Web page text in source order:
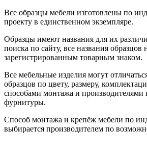
Все образцы мебели изготовлены по
проекту в единственном экземпляре.
Образцы имеют названия для их
поиска по сайту, все названия образцов
зарегистрированным товарным знаком.
Все мебельные изделия могут
образцов по цвету, размеру,
способами монтажа и
фурнитуры.
Способ монтажа и крепёж мебели по
выбирается производителем по